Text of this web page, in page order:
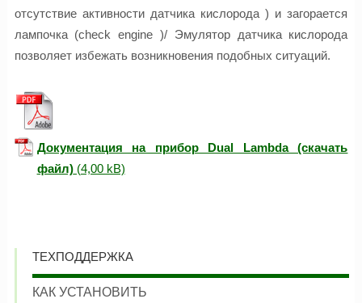
отсутствие активности датчика кислорода ) и загорается
лампочка (check engine )/ Эмулятор датчика кислорода
позволяет избежать возникновения подобных ситуаций.
Документация на прибор Dual Lambda (скачать
файл)
ТЕХПОДДЕРЖКА
КАК УСТАНОВИТЬ